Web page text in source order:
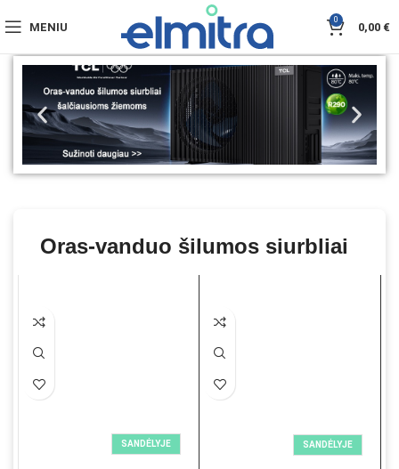
MENIU
0
0,00 €
Oras-vanduo šilumos siurbliai
SANDĖLYJE SANDĖLYJE